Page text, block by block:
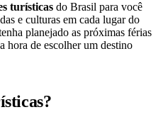
turísticas do Brasil para você
e culturas em cada lugar do
planejado as próximas férias
hora de escolher um destino